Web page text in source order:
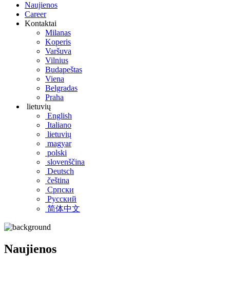
Naujienos
Career
Kontaktai
Milanas
Koperis
Varšuva
Vilnius
Budapeštas
Viena
Belgradas
Praha
lietuvių
English
Italiano
lietuvių
magyar
polski
slovenščina
Deutsch
čeština
Српски
Pусский
简体中文
Naujienos